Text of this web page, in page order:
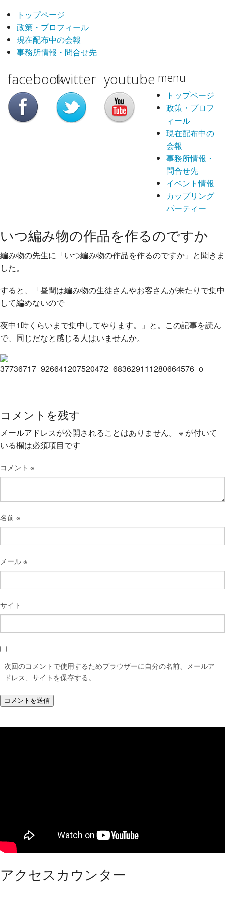
トップページ
政策・プロフィール
現在配布中の会報
事務所情報・問合せ先
facebooktwitter youtube menu
トップページ
政策・プロフ
ィール
現在配布中の
会報
事務所情報・
問合せ先
イベント情報
カップリング
パーティー
いつ編み物の作品を作るのですか
編み物の先生に「いつ編み物の作品を作るのですか」と聞きま
した。
すると、「昼間は編み物の生徒さんやお客さんが来たりで集中
して編めないので
夜中1時くらいまで集中してやります。」と。この記事を読ん
で、同じだなと感じる人はいませんか。
コメントを残す
メールアドレスが公開されることはありません。 ※ が付いて
いる欄は必須項目です
コメント ※
名前 ※
メール ※
サイト
次回のコメントで使用するためブラウザーに自分の名前、メールア
ドレス、サイトを保存する。
アクセスカウンター